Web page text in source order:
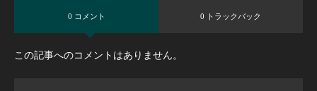
0 コメント 0 トラックバック
この記事へのコメントはありません。